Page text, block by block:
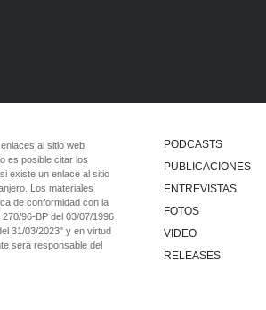
PODCASTS
PUBLICACIONES
ENTREVISTAS
FOTOS
VIDEO
RELEASES
al sitio web
es posible citar los
existe un enlace al sitio
Los materiales
de conformidad con la
96-ВР del 03/07/1996
31/03/2023" y en virtud
será responsable del